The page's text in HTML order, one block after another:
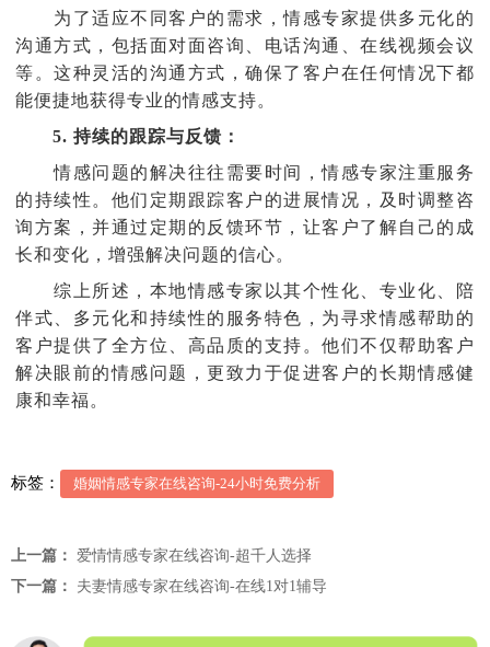
为了适应不同客户的需求，情感专家提供多元化的
沟通方式，包括面对面咨询、电话沟通、在线视频会议
等。这种灵活的沟通方式，确保了客户在任何情况下都
能便捷地获得专业的情感支持。
5. 持续的跟踪与反馈：
情感问题的解决往往需要时间，情感专家注重服务
的持续性。他们定期跟踪客户的进展情况，及时调整咨
询方案，并通过定期的反馈环节，让客户了解自己的成
长和变化，增强解决问题的信心。
综上所述，本地情感专家以其个性化、专业化、陪
伴式、多元化和持续性的服务特色，为寻求情感帮助的
客户提供了全方位、高品质的支持。他们不仅帮助客户
解决眼前的情感问题，更致力于促进客户的长期情感健
康和幸福。
标签： 婚姻情感专家在线咨询-24小时免费分析
上一篇：
爱情情感专家在线咨询-超千人选择
下一篇：
夫妻情感专家在线咨询-在线1对1辅导